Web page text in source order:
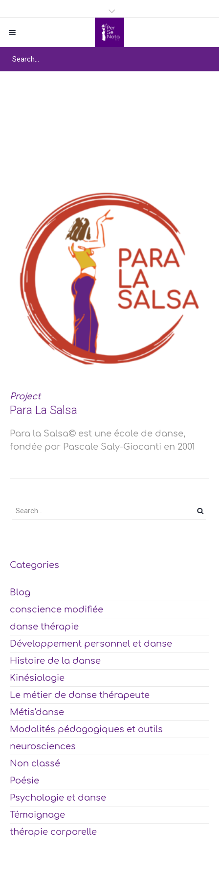
Project
Para La Salsa
Para la Salsa© est une école de danse,
fondée par Pascale Saly-Giocanti en 2001
Categories
Blog
conscience modifiée
danse thérapie
Développement personnel et danse
Histoire de la danse
Kinésiologie
Le métier de danse thérapeute
Métis'danse
Modalités pédagogiques et outils
neurosciences
Non classé
Poésie
Psychologie et danse
Témoignage
thérapie corporelle